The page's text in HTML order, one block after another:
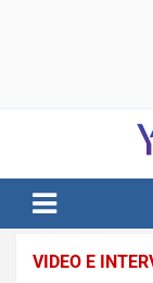
notizie di
VIDEO E